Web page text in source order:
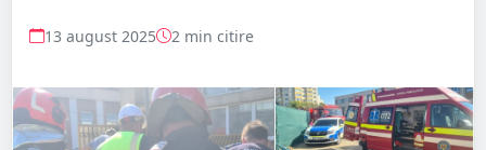
13 august 2025 2 min citire